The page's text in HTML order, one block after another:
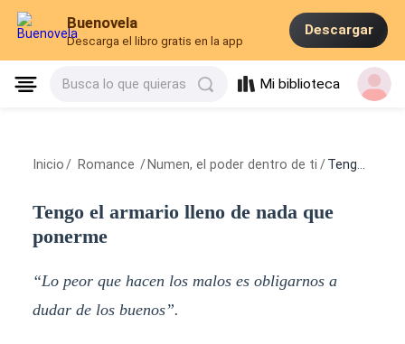
Buenovela
Descarga el libro gratis en la app
Descargar
Busca lo que quieras Mi biblioteca
Inicio / Romance / Numen, el poder dentro de ti / Tengo el armario lleno de nada que ponerme
Tengo el armario lleno de nada que
ponerme
“Lo peor que hacen los malos es obligarnos a
dudar de los buenos”.